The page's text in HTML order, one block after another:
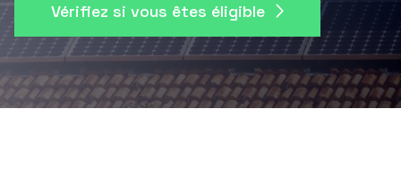
Vérifiez si vous êtes éligible